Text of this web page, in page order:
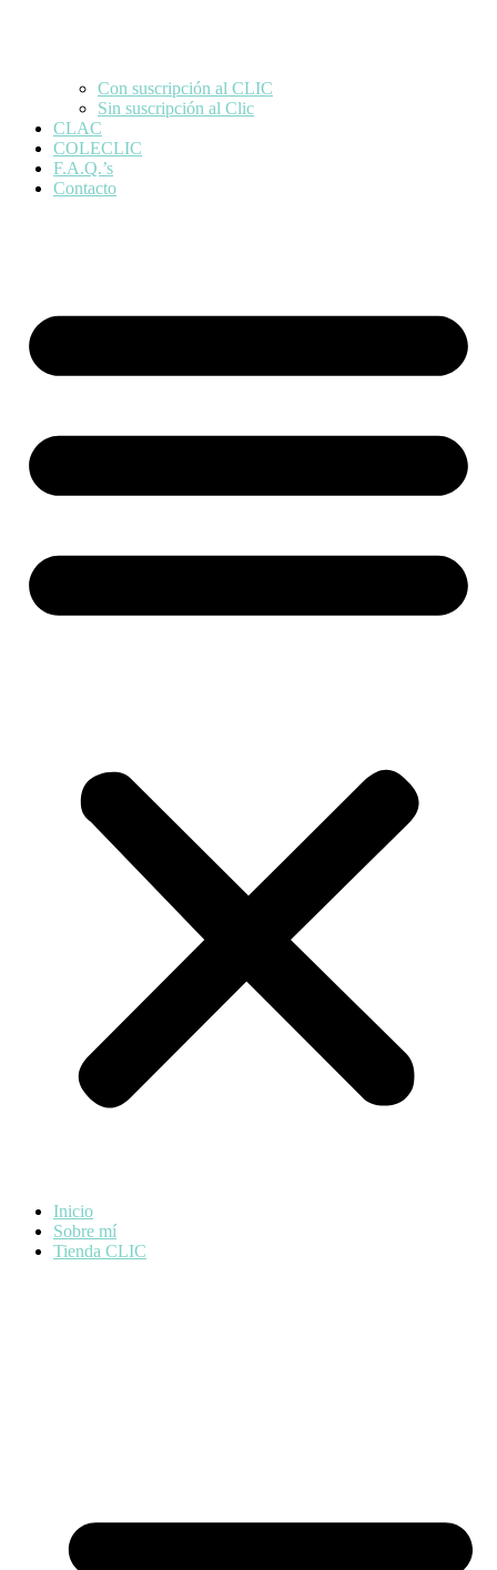
Con suscripción al CLIC
Sin suscripción al Clic
CLAC
COLECLIC
F.A.Q.’s
Contacto
Inicio
Sobre mí
Tienda CLIC